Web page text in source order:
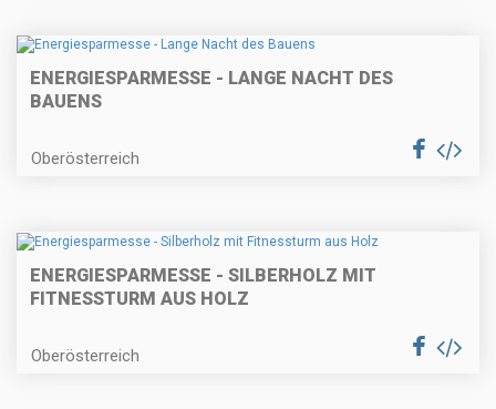
ENERGIESPARMESSE - LANGE NACHT DES
BAUENS
Oberösterreich
ENERGIESPARMESSE - SILBERHOLZ MIT
FITNESSTURM AUS HOLZ
Oberösterreich